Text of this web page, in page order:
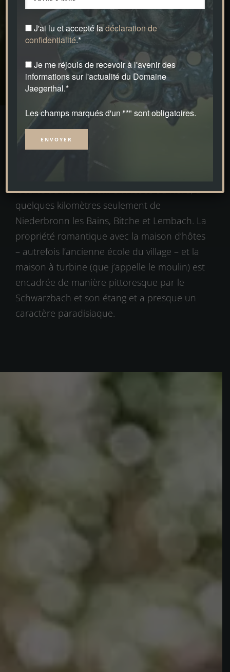
le Domaine Jaegerthal
localité du même nom en Alsace du Nord, à
quelques kilomètres seulement de
Niederbronn les Bains, Bitche et Lembach. La
propriété romantique avec la maison d’hôtes
– autrefois l’ancienne école du village – et la
maison à turbine (que j’appelle le moulin) est
encadrée de manière pittoresque par le
Schwarzbach et son étang et a presque un
caractère paradisiaque.
J'ai lu et accepté ladéclaration de
confidentialité.*
Je me réjouis de recevoir à l'avenir des
informations sur l'actualité du Domaine
Jaegerthal.*
Les champs marqués d'un "*" sont obligatoires.